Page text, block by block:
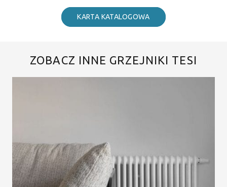
KARTA KATALOGOWA
ZOBACZ INNE GRZEJNIKI TESI